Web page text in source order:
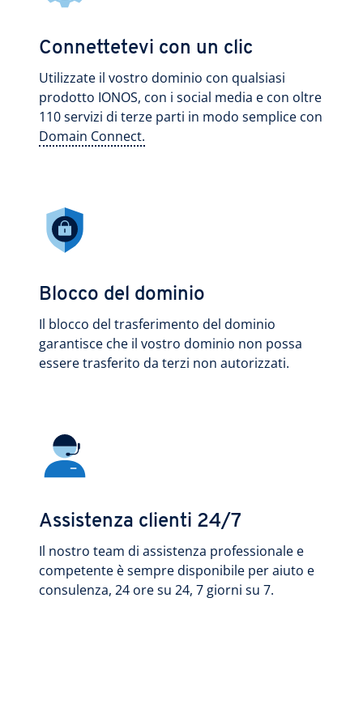
Connettetevi con un clic
Utilizzate il vostro dominio con qualsiasi
prodotto IONOS, con i social media e con oltre
110 servizi di terze parti in modo semplice con
Domain Connect.
Blocco del dominio
Il blocco del trasferimento del dominio
garantisce che il vostro dominio non possa
essere trasferito da terzi non autorizzati.
Assistenza clienti 24/7
Il nostro team di assistenza professionale e
competente è sempre disponibile per aiuto e
consulenza, 24 ore su 24, 7 giorni su 7.